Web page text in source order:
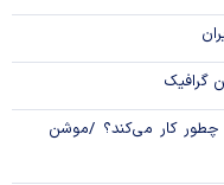
گرافیک
کار می‌کند؟ /موشن